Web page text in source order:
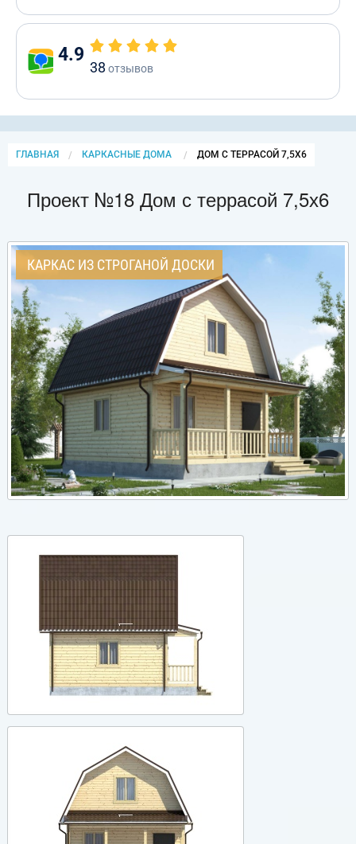
4.9
38 отзывов
ГЛАВНАЯ КАРКАСНЫЕ ДОМА CURRENT:
ДОМ С ТЕРРАСОЙ 7,5Х6
Проект №18 Дом с террасой 7,5х6
КАРКАС ИЗ СТРОГАНОЙ ДОСКИ